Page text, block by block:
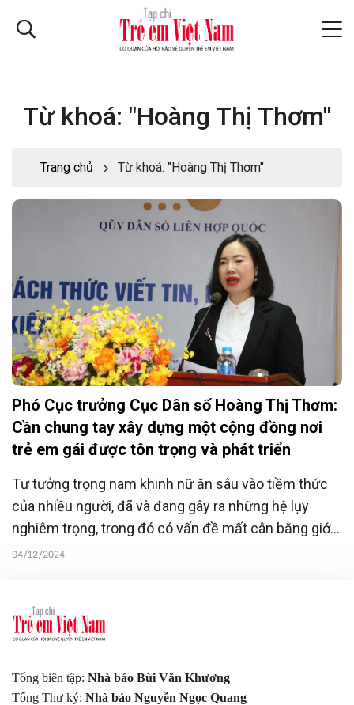
Từ khoá: "Hoàng Thị Thơm"
Trang chủ Từ khoá: "Hoàng Thị Thơm"
Phó Cục trưởng Cục Dân số Hoàng Thị Thơm:
Cần chung tay xây dựng một cộng đồng nơi
trẻ em gái được tôn trọng và phát triển
Tư tưởng trọng nam khinh nữ ăn sâu vào tiềm thức
của nhiều người, đã và đang gây ra những hệ lụy
nghiêm trọng, trong đó có vấn đề mất cân bằng giới
tính, ảnh hưởng đến quyền của trẻ em gái.
04/12/2024
Tổng biên tập: Nhà báo Bùi Văn Khương
Tổng Thư ký: Nhà báo Nguyễn Ngọc Quang